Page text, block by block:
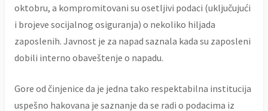
oktobru, a kompromitovani su osetljivi podaci (uključujući
i brojeve socijalnog osiguranja) o nekoliko hiljada
zaposlenih. Javnost je za napad saznala kada su zaposleni
dobili interno obaveštenje o napadu.
Gore od činjenice da je jedna tako respektabilna institucija
uspešno hakovana je saznanje da se radi o podacima iz